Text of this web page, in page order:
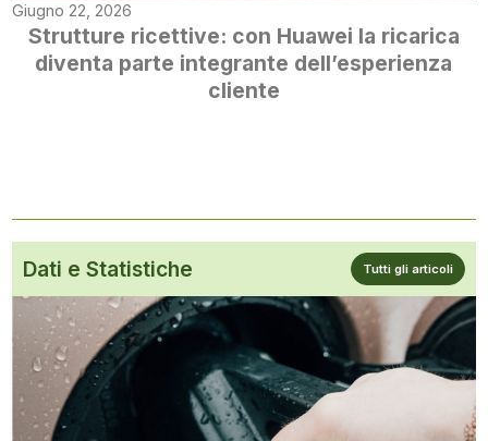
Giugno 22, 2026
Strutture ricettive: con Huawei la ricarica
diventa parte integrante dell’esperienza
cliente
Dati e Statistiche Tutti gli articoli